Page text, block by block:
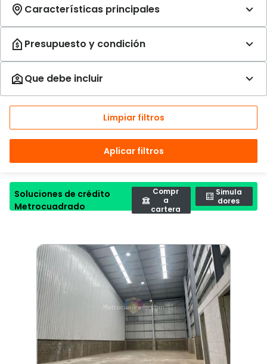
Limpiar filtros
Aplicar filtros
Soluciones de crédito
Metrocuadrado
Compr
a
cartera
Simula
dores